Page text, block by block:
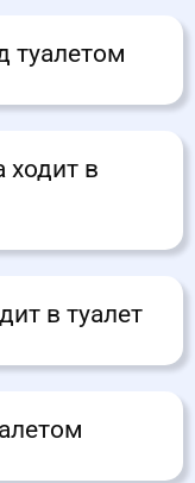
туалетом
ходит в
в туалет